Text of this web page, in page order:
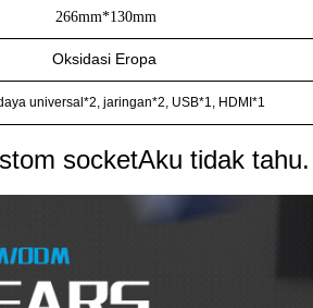
266mm*130mm
Oksidasi Eropa
universal*2, jaringan*2, USB*1, HDMI*1
socketAku tidak tahu.